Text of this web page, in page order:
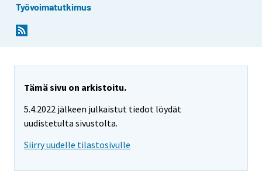
Työvoimatutkimus
Tämä sivu on arkistoitu.
5.4.2022 jälkeen julkaistut tiedot löydät
uudistetulta sivustolta.
Siirry uudelle tilastosivulle